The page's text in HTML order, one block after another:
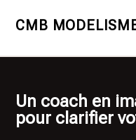
CMB
Un coach en
pour clarifier